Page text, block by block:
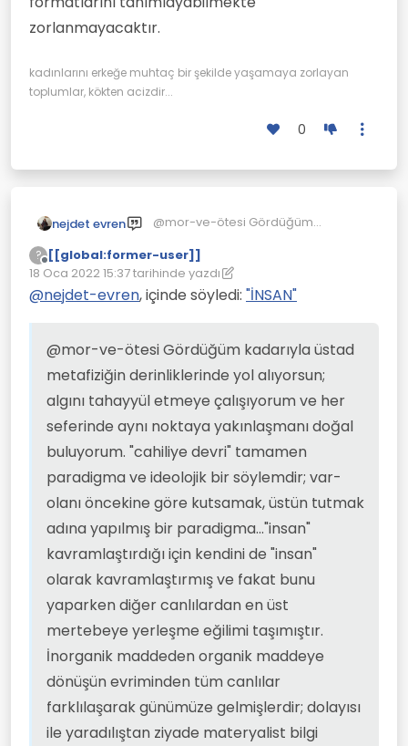
nedenle izin verilmektedir...
farkında olduğum şeyleri
anlatmak en az yüz kat daha
zorlanmayacaktır.
kadınlarını erkeğe muhtaç bir şekilde yaşamaya zorlayan
toplumlar, kökten acizdir...
0
nejdet evren
@mor-ve-ötesi Gördüğüm
derinliklerinde yol alıyorsun; algını
tahayyül etmeye çalışıyorum ve her
seferinde aynı noktaya yakınlaşmanı
doğal buluyorum. "cahilye devri"
bir söylemdir; var-olanı öncekine
göre kutsamak, üstün tutmak adına
yapılmış bir paradigma..."insan"
kavramlaştırdığı için kendini de
"insan" olarak kavramlaştırmış ve
fakat bunu yaparken diğer
canlılardan en üst mertebeye
yerleşme eğilimi taşımıştır. İnorganik
maddeden organik maddeye
dönüşün evriminden tüm canlılar
farklılaşarak günümüze gelmişlerdir;
dolayısı ile yaradılıştan ziyade
materyalist bilgi birikimi kendimizi ve
tüm canlı, cansız yaşam formatlarını
tanımlayabilmekte
zorlanmayacaktır.
?
Çevrimdışı
[[global:former-user]]
18 Oca 2022 15:37tarihinde yazdı
Son düzenleyen: [[global:former-user]]
@nejdet-evren, içinde söyledi: "İNSAN"
@mor-ve-ötesi Gördüğüm kadarıyla üstad
metafiziğin derinliklerinde yol alıyorsun;
algını tahayyül etmeye çalışıyorum ve her
seferinde aynı noktaya yakınlaşmanı doğal
buluyorum. "cahiliye devri" tamamen
paradigma ve ideolojik bir söylemdir; var-
olanı öncekine göre kutsamak, üstün tutmak
adına yapılmış bir paradigma..."insan"
kavramlaştırdığı için kendini de "insan"
olarak kavramlaştırmış ve fakat bunu
yaparken diğer canlılardan en üst
mertebeye yerleşme eğilimi taşımıştır.
İnorganik maddeden organik maddeye
dönüşün evriminden tüm canlılar
farklılaşarak günümüze gelmişlerdir; dolayısı
ile yaradılıştan ziyade materyalist bilgi